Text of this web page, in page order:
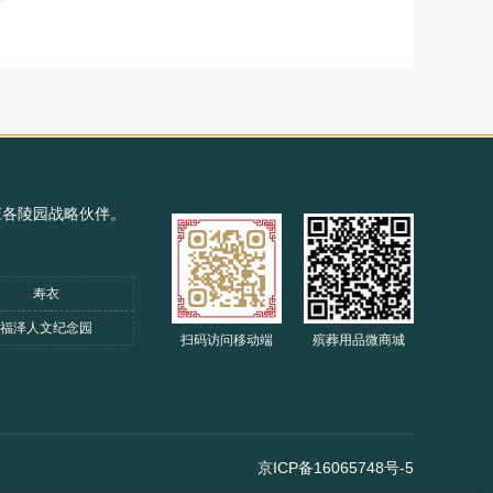
陵园战略伙伴。
寿衣
福泽人文纪念园
扫码访问移动端 殡葬用品微商城
京ICP备16065748号-5